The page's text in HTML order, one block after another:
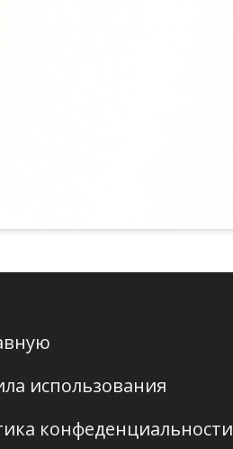
использования
конфеденциальности